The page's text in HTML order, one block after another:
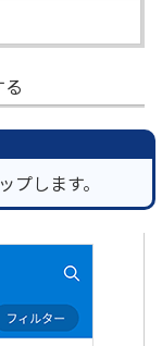
トサイトの使い方
サービス
します。